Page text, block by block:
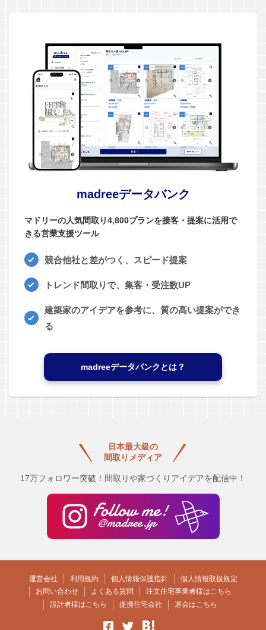
madreeデータバンク
マドリーの人気間取り4,800プランを接客・提案に活用で
きる営業支援ツール
競合他社と差がつく、スピード提案
トレンド間取りで、集客・受注数UP
建築家のアイデアを参考に、質の高い提案ができ
る
madreeデータバンクとは？
日本最大級の
間取りメディア
17万フォロワー突破！間取りや家づくりアイデアを配信中！
運営会社 利用規約 個人情報保護指針
個人情報取扱規定
お問い合わせ
よくある質問
注文住宅事業者様はこちら
設計者様はこちら
提携住宅会社 退会はこちら